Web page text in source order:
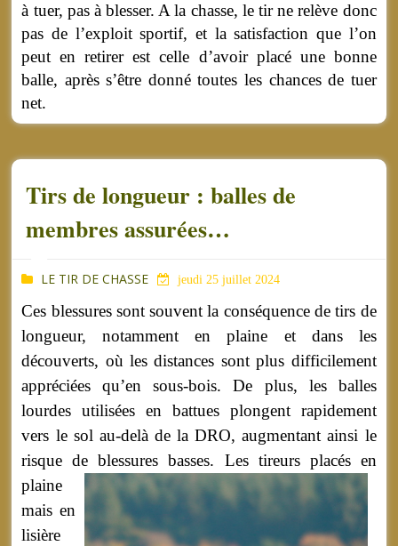
à tuer, pas à blesser. A la chasse, le tir ne relève donc
pas de l’exploit sportif, et la satisfaction que l’on
peut en retirer est celle d’avoir placé une bonne
balle, après s’être donné toutes les chances de tuer
net.
Tirs de longueur : balles de
membres assurées…
LE TIR DE CHASSE jeudi 25 juillet 2024
Ces blessures sont souvent la conséquence de tirs de
longueur, notamment en plaine et dans les
découverts, où les distances sont plus difficilement
appréciées qu’en sous-bois. De plus, les balles
lourdes utilisées en battues plongent rapidement
vers le sol au-delà de la DRO, augmentant ainsi le
risque de blessures basses. Les tireurs placés en
plaine
mais en
lisière